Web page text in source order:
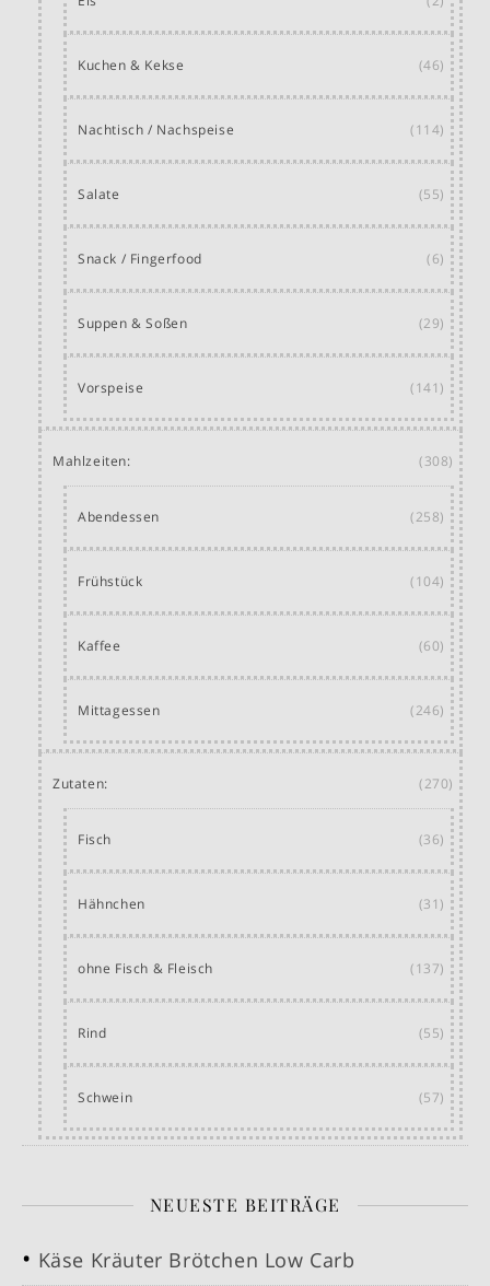
Kuchen & Kekse (46)
Nachtisch / Nachspeise (114)
Salate (55)
Snack / Fingerfood (6)
Suppen & Soßen (29)
Vorspeise (141)
Mahlzeiten: (308)
Abendessen (258)
Frühstück (104)
Kaffee (60)
Mittagessen (246)
Zutaten: (270)
Fisch (36)
Hähnchen (31)
ohne Fisch & Fleisch (137)
Rind (55)
Schwein (57)
NEUESTE BEITRÄGE
Käse Kräuter Brötchen Low Carb